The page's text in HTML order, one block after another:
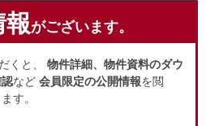
がございます。
くと、 物件詳細、物件資料のダウ
など 会員限定の公開情報を閲
す。